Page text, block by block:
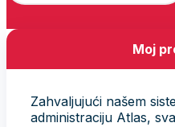
Moj
Zahvaljujući našem
administraciju Atlas,